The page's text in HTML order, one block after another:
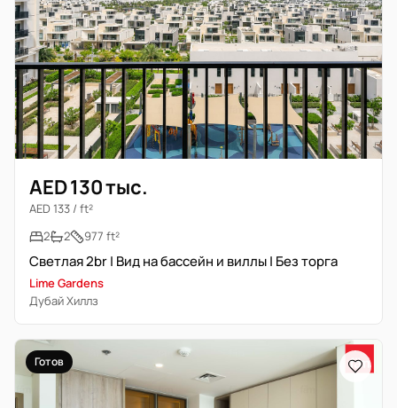
AED 130 тыс.
AED 133 / ft²
2
2 977 ft²
Светлая 2br | Вид на бассейн и виллы | Без торга
Lime Gardens
Дубай Хиллз
Готов